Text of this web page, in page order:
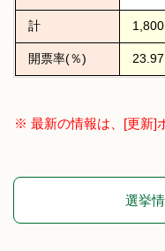
計 1,800
開票率(％) 23.97
※ 最新の情報は、[更新]
選挙